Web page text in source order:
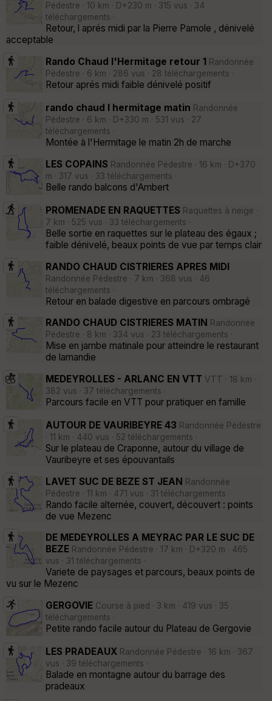
Pédestre · 10 km · D+230 m · 315 vus · 34
téléchargements ·
Retour, l aprés midi par la Pierre Pamole , dénivelé
acceptable
Rando Chaud l'Hermitage retour 1 Randonnée
Pédestre · 6 km · 286 vus · 28 téléchargements ·
Retour aprés midi faible dénivelé positif
rando chaud l hermitage matin Randonnée
Pédestre · 6 km · D+330 m · 531 vus · 27
téléchargements ·
Montée à l'Hermitage le matin 2h de marche
LES COPAINS Randonnée Pédestre · 16 km · D+370
m · 317 vus · 33 téléchargements ·
Belle rando balcons d'Ambert
PROMENADE EN RAQUETTES Raquettes à neige ·
7 km · 525 vus · 33 téléchargements ·
Belle sortie en raquettes sur le plateau des égaux ;
faible dénivelé, beaux points de vue par temps clair
RANDO CHAUD CISTRIERES APRES MIDI
Randonnée Pédestre · 7 km · 368 vus · 46
téléchargements ·
Retour en balade digestive en parcours ombragé
RANDO CHAUD CISTRIERES MATIN Randonnée
Pédestre · 8 km · 334 vus · 23 téléchargements ·
Mise en jambe matinale pour atteindre le restaurant
de lamandie
MEDEYROLLES - ARLANC EN VTT VTT · 18 km ·
382 vus · 37 téléchargements ·
Parcours facile en VTT pour pratiquer en famille
AUTOUR DE VAURIBEYRE 43 Randonnée Pédestre
· 11 km · 440 vus · 52 téléchargements ·
Sur le plateau de Craponne, autour du village de
Vauribeyre et ses épouvantails
LAVET SUC DE BEZE ST JEAN Randonnée
Pédestre · 11 km · 471 vus · 31 téléchargements ·
Rando facile alternée, couvert, découvert : points
de vue Mezenc
DE MEDEYROLLES A MEYRAC PAR LE SUC DE
BEZE Randonnée Pédestre · 17 km · D+320 m · 465
vus · 31 téléchargements ·
Variete de paysages et parcours, beaux points de
vu sur le Mezenc
GERGOVIE Course à pied · 3 km · 419 vus · 35
téléchargements ·
Petite rando facile autour du Plateau de Gergovie
LES PRADEAUX Randonnée Pédestre · 16 km · 367
vus · 39 téléchargements ·
Balade en montagne autour du barrage des
pradeaux